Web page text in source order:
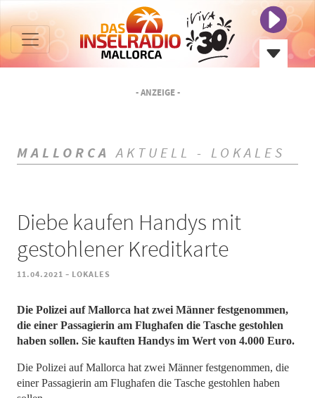
- ANZEIGE -
MALLORCA AKTUELL - LOKALES
Diebe kaufen Handys mit
gestohlener Kreditkarte
11.04.2021 - LOKALES
Die Polizei auf Mallorca hat zwei Männer festgenommen,
die einer Passagierin am Flughafen die Tasche gestohlen
haben sollen. Sie kauften Handys im Wert von 4.000 Euro.
Die Polizei auf Mallorca hat zwei Männer festgenommen, die
einer Passagierin am Flughafen die Tasche gestohlen haben